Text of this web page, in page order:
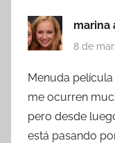
marina
8 de
Menuda
me ocurren
pero desde
está pasando